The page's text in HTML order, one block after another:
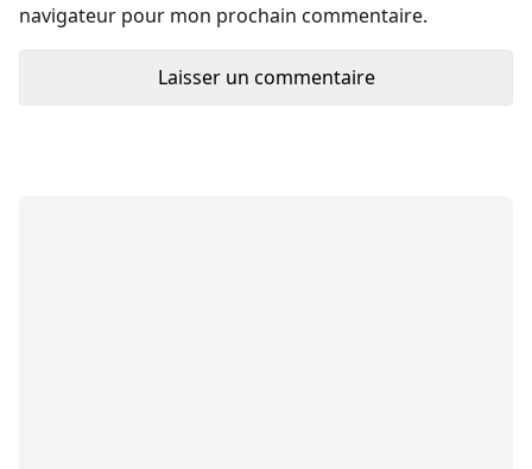
navigateur pour mon prochain commentaire.